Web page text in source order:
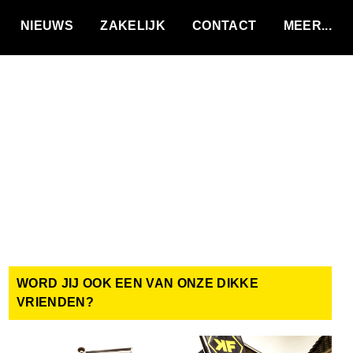
NIEUWS ZAKELIJK CONTACT
WORD JIJ OOK EEN VAN ONZE DIKKE
VRIENDEN?